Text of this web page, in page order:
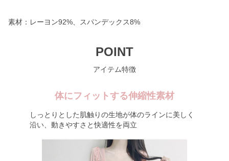
素材：レーヨン92%、スパンデックス8%
POINT
アイテム特徴
体にフィットする伸縮性素材
しっとりとした肌触りの生地が体のラインに美しく
沿い、動きやすさと快適性を両立